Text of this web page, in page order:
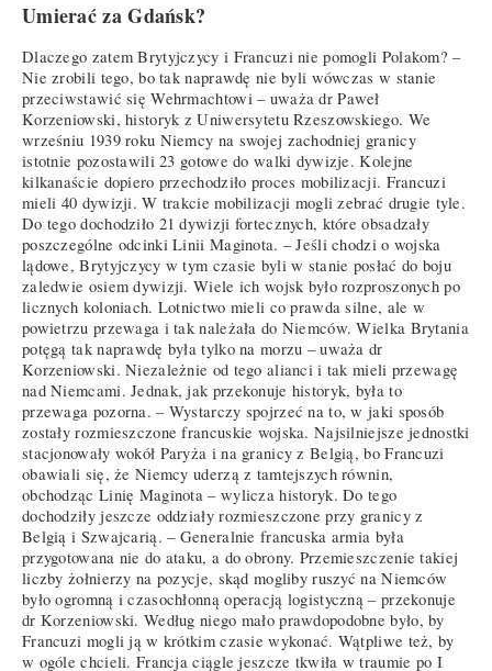
Umierać za Gdańsk?
Dlaczego zatem Brytyjczycy i Francuzi nie pomogli Polakom? –
Nie zrobili tego, bo tak naprawdę nie byli wówczas w stanie
przeciwstawić się Wehrmachtowi – uważa dr Paweł
Korzeniowski, historyk z Uniwersytetu Rzeszowskiego. We
wrześniu 1939 roku Niemcy na swojej zachodniej granicy
istotnie pozostawili 23 gotowe do walki dywizje. Kolejne
kilkanaście dopiero przechodziło proces mobilizacji. Francuzi
mieli 40 dywizji. W trakcie mobilizacji mogli zebrać drugie tyle.
Do tego dochodziło 21 dywizji fortecznych, które obsadzały
poszczególne odcinki Linii Maginota. – Jeśli chodzi o wojska
lądowe, Brytyjczycy w tym czasie byli w stanie posłać do boju
zaledwie osiem dywizji. Wiele ich wojsk było rozproszonych po
licznych koloniach. Lotnictwo mieli co prawda silne, ale w
powietrzu przewaga i tak należała do Niemców. Wielka Brytania
potęgą tak naprawdę była tylko na morzu – uważa dr
Korzeniowski. Niezależnie od tego alianci i tak mieli przewagę
nad Niemcami. Jednak, jak przekonuje historyk, była to
przewaga pozorna. – Wystarczy spojrzeć na to, w jaki sposób
zostały rozmieszczone francuskie wojska. Najsilniejsze jednostki
stacjonowały wokół Paryża i na granicy z Belgią, bo Francuzi
obawiali się, że Niemcy uderzą z tamtejszych równin,
obchodząc Linię Maginota – wylicza historyk. Do tego
dochodziły jeszcze oddziały rozmieszczone przy granicy z
Belgią i Szwajcarią. – Generalnie francuska armia była
przygotowana nie do ataku, a do obrony. Przemieszczenie takiej
liczby żołnierzy na pozycje, skąd mogliby ruszyć na Niemców
było ogromną i czasochłonną operacją logistyczną – przekonuje
dr Korzeniowski. Według niego mało prawdopodobne było, by
Francuzi mogli ją w krótkim czasie wykonać. Wątpliwe też, by
w ogóle chcieli. Francja ciągle jeszcze tkwiła w traumie po I